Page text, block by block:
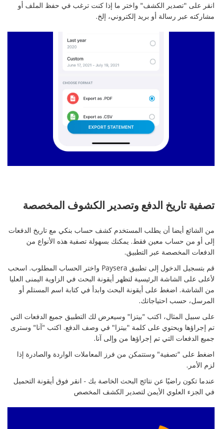
انقر على "تصدير الكشف" واختر ما إذا كنت ترغب في حفظ الملف أو
مشاركته عبر رسالة أو بريد إلكتروني، إلخ.
تصفية تاريخ الدفع وتصدير الكشوف المخصصة
من الشائع أيضا أن يطلب المستخدم كشف حساب بنكي مع تاريخ الدفعات
إلى أو من حساب معين فقط. يمكنك بسهولة تصفية هذه الأنواع من
الدفعات المخصصة عبر التطبيق.
قم بتسجيل الدخول إلى تطبيق Paysera واختر الحساب المطلوب. اسحب
لأعلى على الشاشة الرئيسية لتظهر أيقونة البحث في الزاوية اليمنى العليا
من الشاشة. اضغط على أيقونة البحث وابدأ في كتابة اسم المستلم أو
المرسل، حسب احتياجاتك.
على سبيل المثال، اكتب "بيتزا" وسيعرض لك التطبيق جميع الدفعات التي
تم إجراؤها ويحتوي على كلمة "بيتزا" في وصف الدفع. اكتب "آنا" وسترى
جميع الدفعات التي تم إجراؤها من وإلى آنا.
اضغط على "تصفية" وستتمكن من فرز المعاملات الواردة والصادرة إذا
لزم الأمر.
عندما تكون راضيًا عن نتائج البحث الخاصة بك - انقر فوق أيقونة التحميل
في الجزء العلوي الأيمن لتصدير الكشف المخصص